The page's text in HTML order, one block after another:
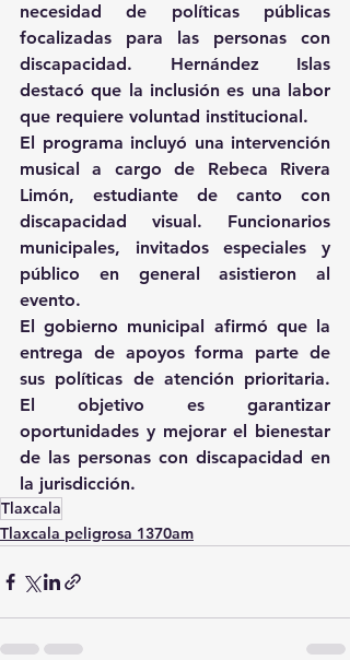
necesidad de políticas públicas
focalizadas para las personas con
discapacidad. Hernández Islas
destacó que la inclusión es una labor
que requiere voluntad institucional.
El programa incluyó una intervención
musical a cargo de Rebeca Rivera
Limón, estudiante de canto con
discapacidad visual. Funcionarios
municipales, invitados especiales y
público en general asistieron al
evento.
El gobierno municipal afirmó que la
entrega de apoyos forma parte de
sus políticas de atención prioritaria.
El objetivo es garantizar
oportunidades y mejorar el bienestar
de las personas con discapacidad en
la jurisdicción.
Tlaxcala
Tlaxcala peligrosa 1370am